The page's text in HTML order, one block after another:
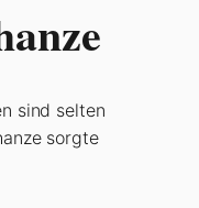
sind selten
sorgte